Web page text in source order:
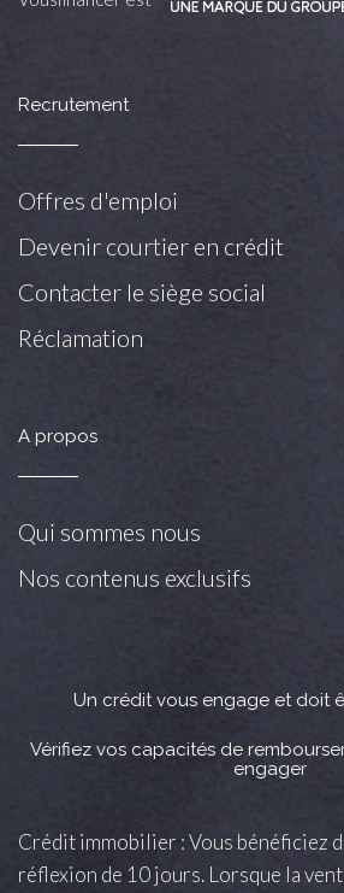
Recrutement
Offres d'emploi
Devenir courtier en crédit
Contacter le siège social
Réclamation
A propos
Qui sommes nous
Nos contenus exclusifs
Un crédit vous engage et doit
Vérifiez vos capacités de
engager
Crédit immobilier : Vous bénéficiez
réflexion de 10 jours. Lorsque la